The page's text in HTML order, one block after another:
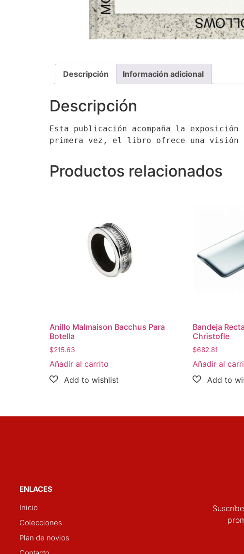
Descripción Información adicional
Descripción
Esta publicación acompaña la
primera vez, el libro ofrece una visión
Productos relacionados
Anillo Malmaison Bacchus Para
Botella
$215.63
Añadir al carrito
Bandeja
Christofle
$682.81
Añadir al
ENLACES
Inicio
Colecciones
Plan de novios